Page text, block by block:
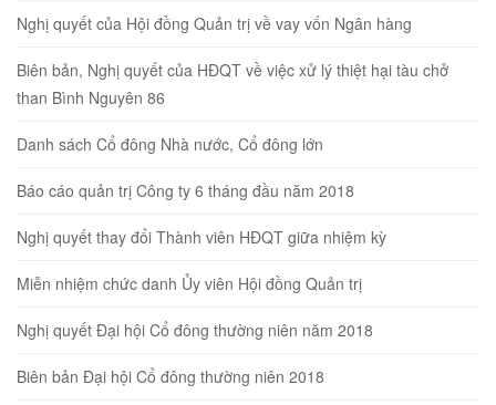
Nghị quyết của Hội đồng Quản trị về vay vốn Ngân hàng
Biên bản, Nghị quyết của HĐQT về việc xử lý thiệt hại tàu chở
than Bình Nguyên 86
Danh sách Cổ đông Nhà nước, Cổ đông lớn
Báo cáo quản trị Công ty 6 tháng đầu năm 2018
Nghị quyết thay đổi Thành viên HĐQT giữa nhiệm kỳ
Miễn nhiệm chức danh Ủy viên Hội đồng Quản trị
Nghị quyết Đại hội Cổ đông thường niên năm 2018
Biên bản Đại hội Cổ đông thường niên 2018